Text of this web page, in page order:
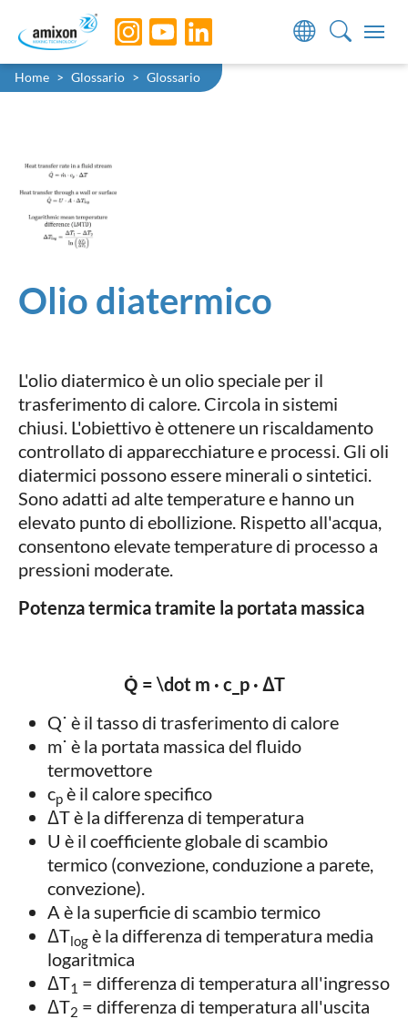
Skip to main navigation
Skip to main content
Skip to page footer
You are here:
Home Glossario Glossario
Olio diatermico
L'olio diatermico è un olio speciale per il
trasferimento di calore. Circola in sistemi
chiusi. L'obiettivo è ottenere un riscaldamento
controllato di apparecchiature e processi. Gli oli
diatermici possono essere minerali o sintetici.
Sono adatti ad alte temperature e hanno un
elevato punto di ebollizione. Rispetto all'acqua,
consentono elevate temperature di processo a
pressioni moderate.
Potenza termica tramite la portata massica
Q̇ = \dot m · c_p · ΔT
Q˙ è il tasso di trasferimento di calore
m˙ è la portata massica del fluido
termovettore
cp è il calore specifico
ΔT è la differenza di temperatura
U è il coefficiente globale di scambio
termico (convezione, conduzione a parete,
convezione).
A è la superficie di scambio termico
ΔTlog è la differenza di temperatura media
logaritmica
ΔT1 = differenza di temperatura all'ingresso
ΔT2 = differenza di temperatura all'uscita